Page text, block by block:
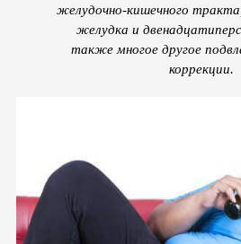
желудочно-кишечного тракта,
желудка и
также многое другое
коррекции.